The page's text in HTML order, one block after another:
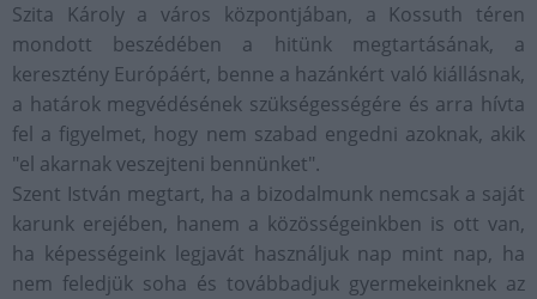
Szita Károly a város központjában, a Kossuth téren
mondott beszédében a hitünk megtartásának, a
keresztény Európáért, benne a hazánkért való kiállásnak,
a határok megvédésének szükségességére és arra hívta
fel a figyelmet, hogy nem szabad engedni azoknak, akik
"el akarnak veszejteni bennünket".
Szent István megtart, ha a bizodalmunk nemcsak a saját
karunk erejében, hanem a közösségeinkben is ott van,
ha képességeink legjavát használjuk nap mint nap, ha
nem feledjük soha és továbbadjuk gyermekeinknek az